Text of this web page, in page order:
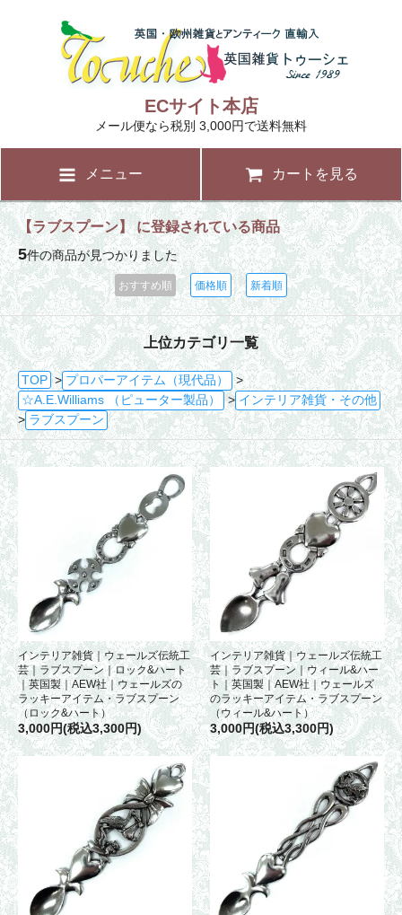
ECサイト本店
メール便なら税別 3,000円で送料無料
メニュー カートを見る
【ラブスプーン】 に登録されている商品
5件の商品が見つかりました
おすすめ順 価格順 新着順
上位カテゴリ一覧
TOP > プロパーアイテム（現代品）
>
☆A.E.Williams （ピューター製品）
> インテリア雑貨・その他
> ラブスプーン
インテリア雑貨｜ウェールズ伝統工
芸｜ラブスプーン｜ロック&ハート
｜英国製｜AEW社｜ウェールズの
ラッキーアイテム・ラブスプーン
（ロック&ハート）
3,000円(税込3,300円)
インテリア雑貨｜ウェールズ伝統工
芸｜ラブスプーン｜ウィール&ハー
ト｜英国製｜AEW社｜ウェールズ
のラッキーアイテム・ラブスプーン
（ウィール&ハート）
3,000円(税込3,300円)